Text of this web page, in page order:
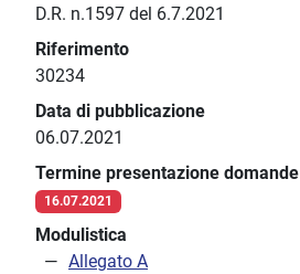
D.R. n.1597 del 6.7.2021
Riferimento
30234
Data di pubblicazione
06.07.2021
Termine presentazione domande
16.07.2021
Modulistica
Allegato A